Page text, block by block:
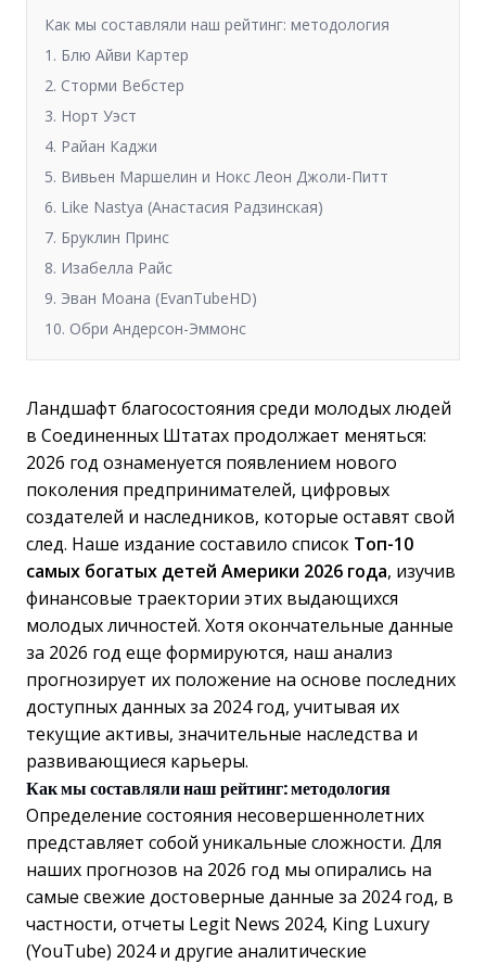
Как мы составляли наш рейтинг: методология
1. Блю Айви Картер
2. Сторми Вебстер
3. Норт Уэст
4. Райан Каджи
5. Вивьен Маршелин и Нокс Леон Джоли-Питт
6. Like Nastya (Анастасия Радзинская)
7. Бруклин Принс
8. Изабелла Райс
9. Эван Моана (EvanTubeHD)
10. Обри Андерсон-Эммонс
Ландшафт благосостояния среди молодых людей
в Соединенных Штатах продолжает меняться:
2026 год ознаменуется появлением нового
поколения предпринимателей, цифровых
создателей и наследников, которые оставят свой
след. Наше издание составило список Топ-10
самых богатых детей Америки 2026 года, изучив
финансовые траектории этих выдающихся
молодых личностей. Хотя окончательные данные
за 2026 год еще формируются, наш анализ
прогнозирует их положение на основе последних
доступных данных за 2024 год, учитывая их
текущие активы, значительные наследства и
развивающиеся карьеры.
Как мы составляли наш рейтинг: методология
Определение состояния несовершеннолетних
представляет собой уникальные сложности. Для
наших прогнозов на 2026 год мы опирались на
самые свежие достоверные данные за 2024 год, в
частности, отчеты Legit News 2024, King Luxury
(YouTube) 2024 и другие аналитические